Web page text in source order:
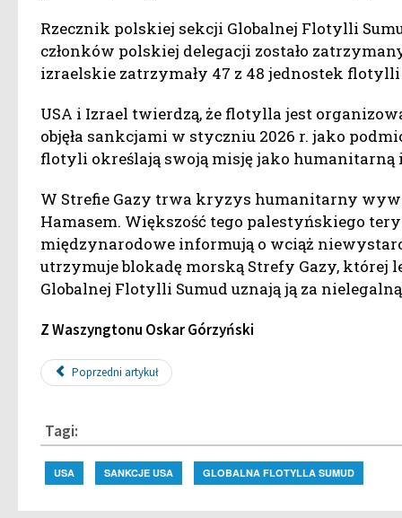
Rzecznik polskiej sekcji Globalnej Flotylli
członków polskiej delegacji zostało
izraelskie zatrzymały 47 z 48 jednostek
USA i Izrael twierdzą, że flotylla jest
objęła sankcjami w styczniu 2026 r. jako
flotyli określają swoją misję jako humanitarną
W Strefie Gazy trwa kryzys humanitarny
Hamasem. Większość tego palestyńskiego
międzynarodowe informują o wciąż
utrzymuje blokadę morską Strefy Gazy, której
Globalnej Flotylli Sumud uznają ją za
Z Waszyngtonu Oskar Górzyński
Poprzedni artykuł
Tagi:
USA SANKCJE USA GLOBALNA FLOTYLLA SUMUD